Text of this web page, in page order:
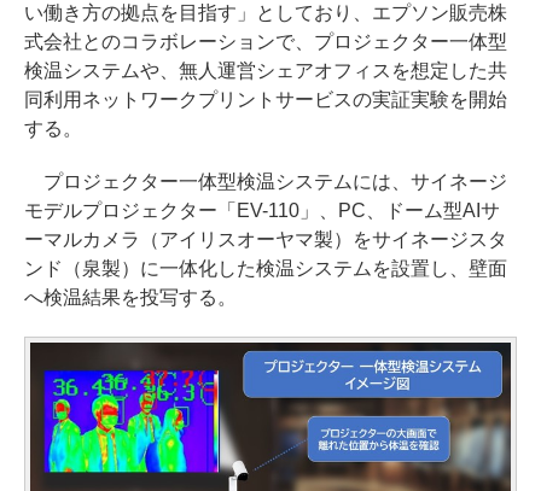
い働き方の拠点を目指す」としており、エプソン販売株
式会社とのコラボレーションで、プロジェクター一体型
検温システムや、無人運営シェアオフィスを想定した共
同利用ネットワークプリントサービスの実証実験を開始
する。
プロジェクター一体型検温システムには、サイネージ
モデルプロジェクター「EV-110」、PC、ドーム型AIサ
ーマルカメラ（アイリスオーヤマ製）をサイネージスタ
ンド（泉製）に一体化した検温システムを設置し、壁面
へ検温結果を投写する。